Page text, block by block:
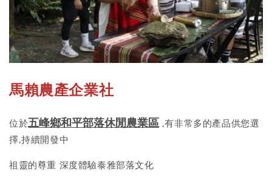
馬賴農產企業社
位於五峰鄉和平部落休閒農業區 ,有非常多的產品供您選
擇,持續開發中
祖靈的尊重 深度體驗泰雅部落文化